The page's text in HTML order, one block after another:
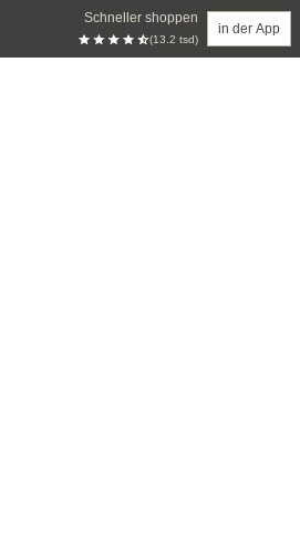
Schneller shoppen
(13.2 tsd)
in der App